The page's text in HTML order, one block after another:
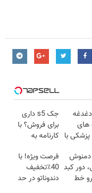
دغدغه
های
با
خانگی
جک s5 داری
برای فروش؟ با
کارنامه به
بفروش!
دمنوش
دور کبد
خط
فرصت ویژه! با
40٪تخفیف
دندوناتو در حد